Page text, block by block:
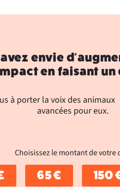
envie
en faisant un
à porter la voix des
avancées pour eux.
Choisissez le montant de votre
65 € 150